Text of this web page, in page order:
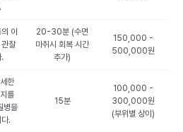
이
찰
.
20-30분 (수면
마취시 회복 시간
추가)
150,000 -
500,000원
한
를
병을
다.
15분
100,000 -
300,000원
(부위별 상이)